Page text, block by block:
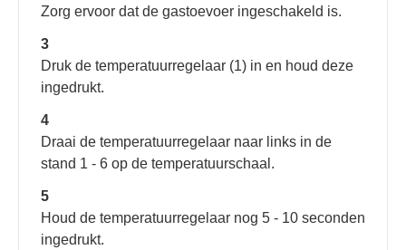
Zorg ervoor dat de gastoevoer ingeschakeld is.
3
Druk de temperatuurregelaar (1) in en houd deze
ingedrukt.
4
Draai de temperatuurregelaar naar links in de
stand 1 - 6 op de temperatuurschaal.
5
Houd de temperatuurregelaar nog 5 - 10 seconden
ingedrukt.